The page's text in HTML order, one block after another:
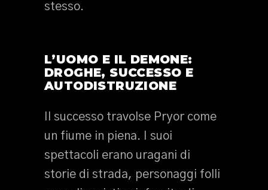
stesso.
L’UOMO E IL DEMONE:
DROGHE, SUCCESSO E
AUTODISTRUZIONE
Il successo travolse Pryor come
un fiume in piena. I suoi
spettacoli erano uragani di
storie di strada, personaggi folli